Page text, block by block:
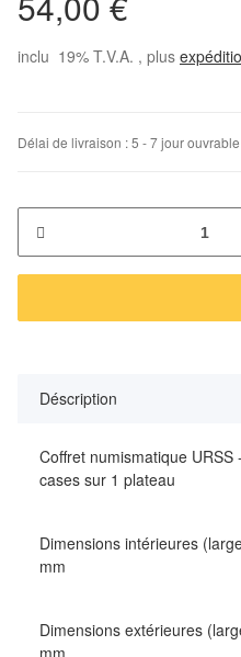
inclu 19% T.V.A. , plus
Délai de livraison :5 - 7 jour ouvrable
Déscription
Coffret numismatique
cases sur 1 plateau
Dimensions intérieures
mm
Dimensions extérieures